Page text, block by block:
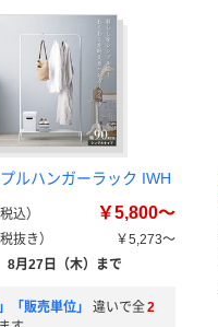
ルハンガーラック IWH
込） ￥5,800～
抜き）
￥5,273～
8月27日（木）まで
「販売単位」 違いで全2